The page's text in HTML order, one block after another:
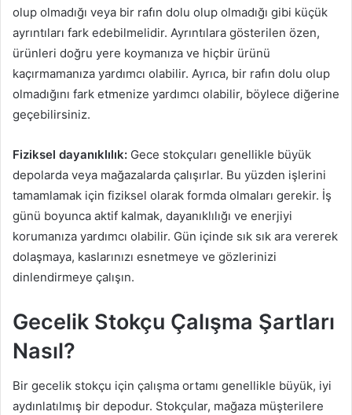
olup olmadığı veya bir rafın dolu olup olmadığı gibi küçük
ayrıntıları fark edebilmelidir. Ayrıntılara gösterilen özen,
ürünleri doğru yere koymanıza ve hiçbir ürünü
kaçırmamanıza yardımcı olabilir. Ayrıca, bir rafın dolu olup
olmadığını fark etmenize yardımcı olabilir, böylece diğerine
geçebilirsiniz.
Fiziksel dayanıklılık: Gece stokçuları genellikle büyük
depolarda veya mağazalarda çalışırlar. Bu yüzden işlerini
tamamlamak için fiziksel olarak formda olmaları gerekir. İş
günü boyunca aktif kalmak, dayanıklılığı ve enerjiyi
korumanıza yardımcı olabilir. Gün içinde sık sık ara vererek
dolaşmaya, kaslarınızı esnetmeye ve gözlerinizi
dinlendirmeye çalışın.
Gecelik Stokçu Çalışma Şartları
Nasıl?
Bir gecelik stokçu için çalışma ortamı genellikle büyük, iyi
aydınlatılmış bir depodur. Stokçular, mağaza müşterilere